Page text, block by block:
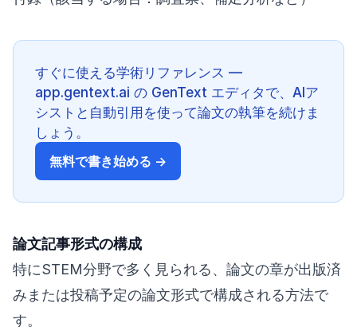
すぐに使える学術リファレンス —
app.gentext.ai の GenText エディタで、AIア
シストと自動引用を使って論文の執筆を続けま
しょう。
無料で書き始める →
論文記事形式の構成
特にSTEM分野で多く見られる、論文の章が出版済
みまたは投稿予定の論文形式で構成される方法で
す。